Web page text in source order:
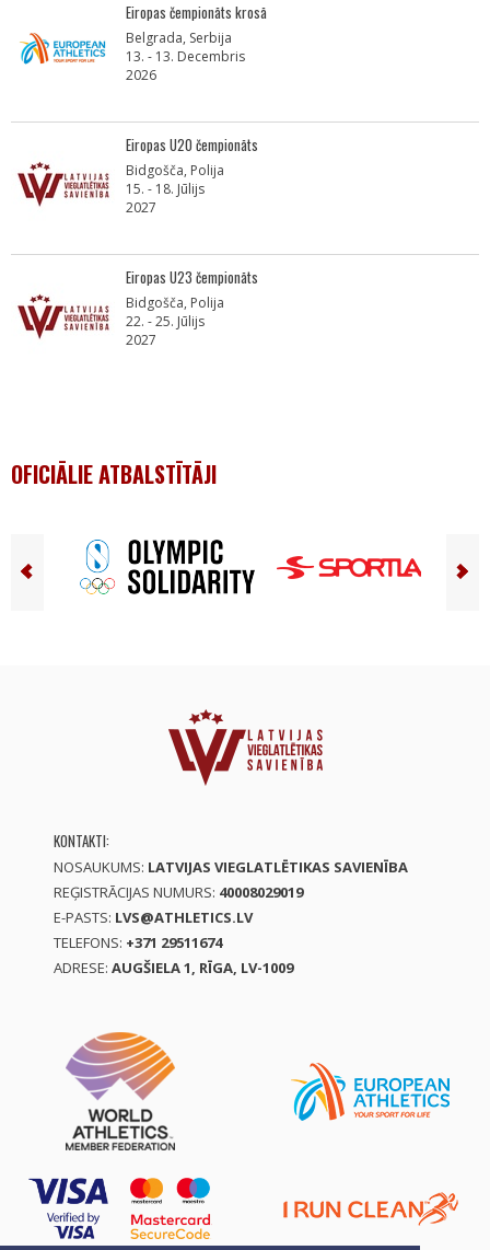
Eiropas čempionāts krosā
Belgrada, Serbija
13. - 13. Decembris
2026
Eiropas U20 čempionāts
Bidgošča, Polija
15. - 18. Jūlijs
2027
Eiropas U23 čempionāts
Bidgošča, Polija
22. - 25. Jūlijs
2027
OFICIĀLIE ATBALSTĪTĀJI
KONTAKTI:
NOSAUKUMS: LATVIJAS VIEGLATLĒTIKAS SAVIENĪBA
REĢISTRĀCIJAS NUMURS: 40008029019
E-PASTS: LVS@ATHLETICS.LV
TELEFONS: +371 29511674
ADRESE: AUGŠIELA 1, RĪGA, LV-1009